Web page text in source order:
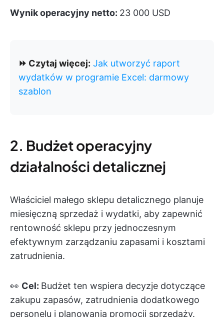
Wynik operacyjny netto: 23 000 USD
⏩ Czytaj więcej: Jak utworzyć raport
wydatków w programie Excel: darmowy
szablon
2. Budżet operacyjny
działalności detalicznej
Właściciel małego sklepu detalicznego planuje
miesięczną sprzedaż i wydatki, aby zapewnić
rentowność sklepu przy jednoczesnym
efektywnym zarządzaniu zapasami i kosztami
zatrudnienia.
👀 Cel: Budżet ten wspiera decyzje dotyczące
zakupu zapasów, zatrudnienia dodatkowego
personelu i planowania promocji sprzedaży.